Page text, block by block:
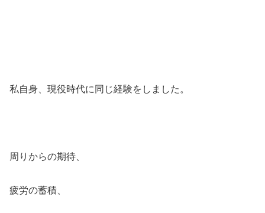
私自身、現役時代に同じ経験をしました。
周りからの期待、
疲労の蓄積、